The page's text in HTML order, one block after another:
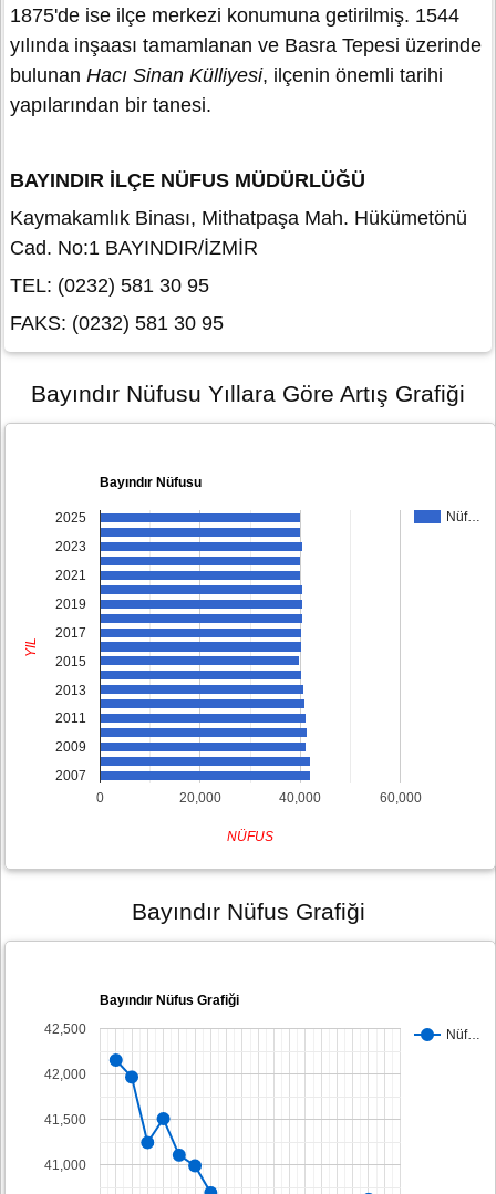
1875'de ise ilçe merkezi konumuna getirilmiş. 1544
yılında inşaası tamamlanan ve Basra Tepesi üzerinde
bulunan Hacı Sinan Külliyesi, ilçenin önemli tarihi
yapılarından bir tanesi.
BAYINDIR İLÇE NÜFUS MÜDÜRLÜĞÜ
Kaymakamlık Binası, Mithatpaşa Mah. Hükümetönü
Cad. No:1 BAYINDIR/İZMİR
TEL: (0232) 581 30 95
FAKS: (0232) 581 30 95
Bayındır Nüfusu Yıllara Göre Artış Grafiği
Bayındır Nüfusu
Nüf…
0 20,000 40,000 60,000
2025
2023
2021
2019
2017
2015
2013
2011
2009
2007
NÜFUS
YIL
Bayındır Nüfus Grafiği
Bayındır Nüfus Grafiği
Nüf…
41,000
41,500
42,000
42,500